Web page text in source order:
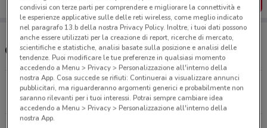
Orari e negozi Media World
S.S. 121 - Contrada Valcorrente, 123 Catania
5.8 km
APERTO
condivisi con terze parti per comprendere e migliorare la connettività e
le esperienze applicative sulle delle reti wireless, come meglio indicato
nel paragrafo 13.b della nostra Privacy Policy. Inoltre, i tuoi dati possono
anche essere utilizzati per la creazione di report, ricerche di mercato,
scientifiche e statistiche, analisi basate sulla posizione e analisi delle
tendenze. Puoi modificare le tue preferenze in qualsiasi momento
accedendo a Menu > Privacy > Personalizzazione all'interno della
nostra App. Cosa succede se rifiuti: Continuerai a visualizzare annunci
pubblicitari, ma riguarderanno argomenti generici e probabilmente non
saranno rilevanti per i tuoi interessi. Potrai sempre cambiare idea
accedendo a Menu > Privacy > Personalizzazione all'interno della
nostra App.